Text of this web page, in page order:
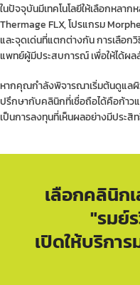
ในปัจจุบันมีเทคโนโลยีให้เลือกหลา
Thermage FLX, โปรแกรม
และจุดเด่นที่แตกต่างกัน การเลือก
แพทย์ผู้มีประสบการณ์ เพื่อให้ได้ผล
หากคุณกำลังพิจารณาเริ่มต้นดูแลผิ
ปรึกษากับคลินิกที่เชื่อถือได้คือก้าว
เป็นการลงทุนที่เห็นผลอย่างมีประสิ
เลือกคลินิก
"รมย์
เปิดให้บริกา